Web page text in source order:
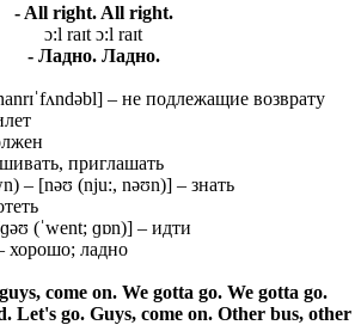
- All right. All right.
ɔ:l raɪt ɔ:l raɪt
- Ладно. Ладно.
– не подлежащие возврату
приглашать
– [nəʊ (nju:, nəʊn)] – знать
(ˈwent; ɡɒn)] – идти
хорошо; ладно
come on. We gotta go. We gotta go.
Let's go. Guys, come on. Other bus, other